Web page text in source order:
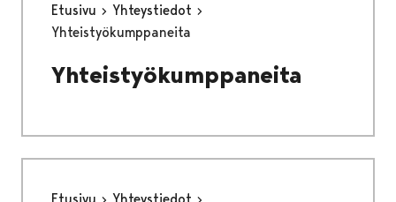
Etusivu
Yhteystiedot
Yhteistyökumppaneita
Yhteistyökumppaneita